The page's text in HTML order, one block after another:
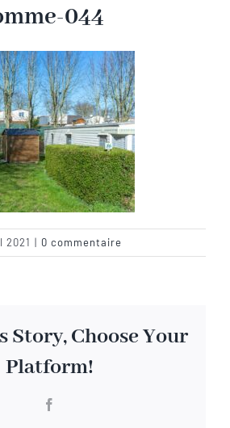
de Somme
044
2021 | 0 commentaire
Story, Choose Your
Platform!